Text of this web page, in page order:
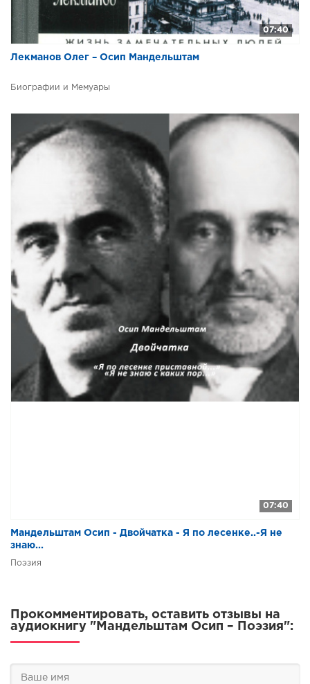
07:40
Лекманов Олег – Осип Мандельштам
Биографии и Мемуары
07:40
Мандельштам Осип - Двойчатка - Я по лесенке..-Я не
знаю...
Поэзия
Прокомментировать, оставить отзывы на
аудиокнигу "Мандельштам Осип – Поэзия":